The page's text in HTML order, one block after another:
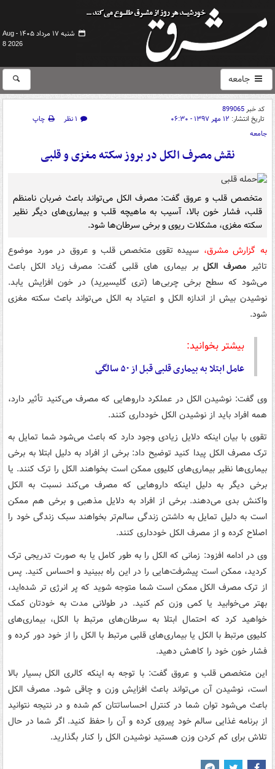
شنبه ۱۷ مرداد ۱۴۰۵ -
Aug
8 2026
جامعه
کد خبر899065
تاریخ انتشار: ۱۲ مهر ۱۳۹۷ - ۰۶:۳۰ ۱ نظر
چاپ
جامعه
نقش مصرف الکل در بروز سکته مغزی و قلبی
متخصص قلب و عروق گفت: مصرف الکل می‌تواند باعث ضربان نامنظم
قلب، فشار خون بالا، آسیب به ماهیچه قلب و بیماری‌های دیگر نظیر
سکته مغزی، مشکلات ریوی و برخی سرطان‌ها شود.
به گزارش مشرق، سپیده تقوی متخصص قلب و عروق در مورد موضوع
تاثیر مصرف الکلبر بیماری های قلبی گفت: مصرف زیاد الکل باعث
می‌شود که سطح برخی چربی‌ها (تری گلیسیرید) در خون افزایش یابد.
نوشیدن بیش از اندازه الکل و اعتیاد به الکل می‌تواند باعث سکته مغزی
شود.
بیشتر بخوانید:
عامل ابتلا به بیماری قلبی قبل از ۵۰ سالگی
وی گفت: نوشیدن الکل در عملکرد داروهایی که مصرف می‌کنید تأثیر دارد،
همه افراد باید از نوشیدن الکل خودداری کنند.
تقوی با بیان اینکه دلایل زیادی وجود دارد که باعث می‌شود شما تمایل به
ترک مصرف الکل پیدا کنید توضیح داد: برخی از افراد به دلیل ابتلا به برخی
بیماری‌ها نظیر بیماری‌های کلیوی ممکن است بخواهند الکل را ترک کنند. یا
برخی دیگر به دلیل اینکه داروهایی که مصرف می‌کند نسبت به الکل
واکنش بدی می‌دهند. برخی از افراد به دلایل مذهبی و برخی هم ممکن
است به دلیل تمایل به داشتن زندگی سالم‌تر بخواهند سبک زندگی خود را
اصلاح کرده و از مصرف الکل خودداری کنند.
وی در ادامه افزود: زمانی که الکل را به طور کامل یا به صورت تدریجی ترک
کردید، ممکن است پیشرفت‌هایی را در این راه ببینید و احساس کنید. پس
از ترک مصرف الکل ممکن است شما متوجه شوید که پر انرژی تر شده‌اید،
بهتر می‌خوابید یا کمی وزن کم کنید. در طولانی مدت به خودتان کمک
خواهید کرد که احتمال ابتلا به سرطان‌های مرتبط با الکل، بیماری‌های
کلیوی مرتبط با الکل یا بیماری‌های قلبی مرتبط با الکل را از خود دور کرده و
فشار خون خود را کاهش دهید.
این متخصص قلب و عروق گفت: با توجه به اینکه کالری الکل بسیار بالا
است، نوشیدن آن می‌تواند باعث افزایش وزن و چاقی شود. مصرف الکل
باعث می‌شود توان شما در کنترل احساساتتان کم شده و در نتیجه نتوانید
از برنامه غذایی سالم خود پیروی کرده و آن را حفظ کنید. اگر شما در حال
تلاش برای کم کردن وزن هستید نوشیدن الکل را کنار بگذارید.